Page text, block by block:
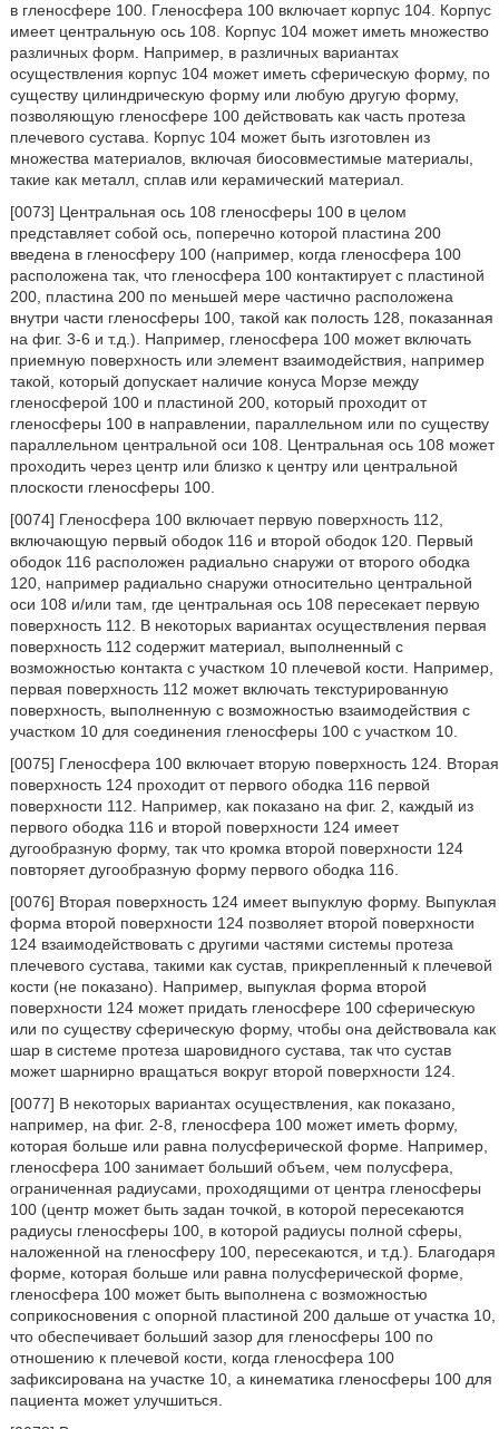
в гленосфере 100. Гленосфера 100 включает корпус 104. Корпус
имеет центральную ось 108. Корпус 104 может иметь множество
различных форм. Например, в различных вариантах
осуществления корпус 104 может иметь сферическую форму, по
существу цилиндрическую форму или любую другую форму,
позволяющую гленосфере 100 действовать как часть протеза
плечевого сустава. Корпус 104 может быть изготовлен из
множества материалов, включая биосовместимые материалы,
такие как металл, сплав или керамический материал.
[0073] Центральная ось 108 гленосферы 100 в целом
представляет собой ось, поперечно которой пластина 200
введена в гленосферу 100 (например, когда гленосфера 100
расположена так, что гленосфера 100 контактирует с пластиной
200, пластина 200 по меньшей мере частично расположена
внутри части гленосферы 100, такой как полость 128, показанная
на фиг. 3-6 и т.д.). Например, гленосфера 100 может включать
приемную поверхность или элемент взаимодействия, например
такой, который допускает наличие конуса Морзе между
гленосферой 100 и пластиной 200, который проходит от
гленосферы 100 в направлении, параллельном или по существу
параллельном центральной оси 108. Центральная ось 108 может
проходить через центр или близко к центру или центральной
плоскости гленосферы 100.
[0074] Гленосфера 100 включает первую поверхность 112,
включающую первый ободок 116 и второй ободок 120. Первый
ободок 116 расположен радиально снаружи от второго ободка
120, например радиально снаружи относительно центральной
оси 108 и/или там, где центральная ось 108 пересекает первую
поверхность 112. В некоторых вариантах осуществления первая
поверхность 112 содержит материал, выполненный с
возможностью контакта с участком 10 плечевой кости. Например,
первая поверхность 112 может включать текстурированную
поверхность, выполненную с возможностью взаимодействия с
участком 10 для соединения гленосферы 100 с участком 10.
[0075] Гленосфера 100 включает вторую поверхность 124. Вторая
поверхность 124 проходит от первого ободка 116 первой
поверхности 112. Например, как показано на фиг. 2, каждый из
первого ободка 116 и второй поверхности 124 имеет
дугообразную форму, так что кромка второй поверхности 124
повторяет дугообразную форму первого ободка 116.
[0076] Вторая поверхность 124 имеет выпуклую форму. Выпуклая
форма второй поверхности 124 позволяет второй поверхности
124 взаимодействовать с другими частями системы протеза
плечевого сустава, такими как сустав, прикрепленный к плечевой
кости (не показано). Например, выпуклая форма второй
поверхности 124 может придать гленосфере 100 сферическую
или по существу сферическую форму, чтобы она действовала как
шар в системе протеза шаровидного сустава, так что сустав
может шарнирно вращаться вокруг второй поверхности 124.
[0077] В некоторых вариантах осуществления, как показано,
например, на фиг. 2-8, гленосфера 100 может иметь форму,
которая больше или равна полусферической форме. Например,
гленосфера 100 занимает больший объем, чем полусфера,
ограниченная радиусами, проходящими от центра гленосферы
100 (центр может быть задан точкой, в которой пересекаются
радиусы гленосферы 100, в которой радиусы полной сферы,
наложенной на гленосферу 100, пересекаются, и т.д.). Благодаря
форме, которая больше или равна полусферической форме,
гленосфера 100 может быть выполнена с возможностью
соприкосновения с опорной пластиной 200 дальше от участка 10,
что обеспечивает больший зазор для гленосферы 100 по
отношению к плечевой кости, когда гленосфера 100
зафиксирована на участке 10, а кинематика гленосферы 100 для
пациента может улучшиться.